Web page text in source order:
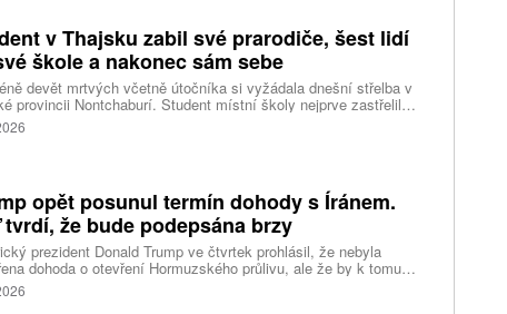
v Thajsku zabil své prarodiče, šest lidí
škole a nakonec sám sebe
devět mrtvých včetně útočníka si vyžádala dnešní střelba v
provincii Nontchaburí. Student místní školy nejprve zastřelil
svého dědečka oba prarodiče a pak se vydal do školy, kde zabil
a tři žáky, dalších 15 lidí zranil a nakonec spáchal
opět posunul termín dohody s Íránem.
tvrdí, že bude podepsána brzy
prezident Donald Trump ve čtvrtek prohlásil, že nebyla
dohoda o otevření Hormuzského průlivu, ale že by k tomu
dojít brzy. Írán je mezitím nadosah dohody o tranzitu v úžině
která může pro Trumpa představovat problém.